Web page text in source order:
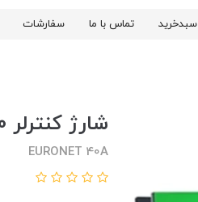
سبدخرید تماس با ما سفارشات
شارژ کنترلر 40امپر یورونت
EURONET 40A